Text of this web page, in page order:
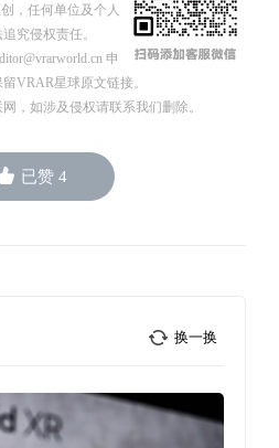
，任何单位及个人
究侵权责任。
申
VRAR星球原文链接。
，如涉及侵权请联系我们删除。
已赞 4
换一换